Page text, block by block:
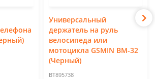
Универсальный
держатель на руль
велосипеда или
мотоцикла GSMIN BM-32
(Черный)
BT895738